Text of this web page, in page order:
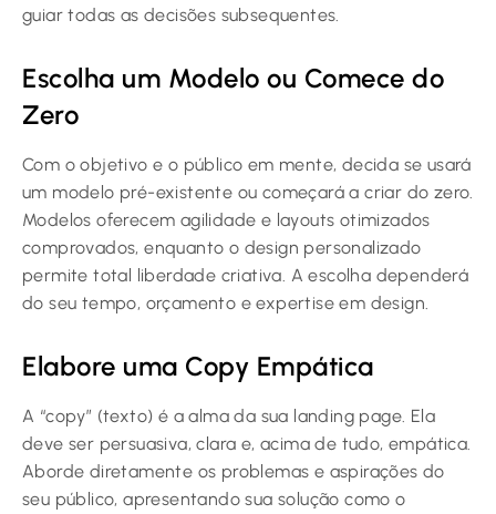
guiar todas as decisões subsequentes.
Escolha um Modelo ou Comece do
Zero
Com o objetivo e o público em mente, decida se usará
um modelo pré-existente ou começará a criar do zero.
Modelos oferecem agilidade e layouts otimizados
comprovados, enquanto o design personalizado
permite total liberdade criativa. A escolha dependerá
do seu tempo, orçamento e expertise em design.
Elabore uma Copy Empática
A “copy” (texto) é a alma da sua landing page. Ela
deve ser persuasiva, clara e, acima de tudo, empática.
Aborde diretamente os problemas e aspirações do
seu público, apresentando sua solução como o